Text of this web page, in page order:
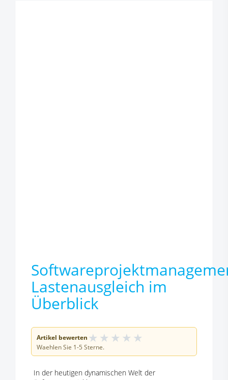
Lastenausgleich im
Überblick
Artikel bewerten ★ ★ ★ ★ ★
Waehlen Sie 1-5 Sterne.
In der heutigen dynamischen Welt der